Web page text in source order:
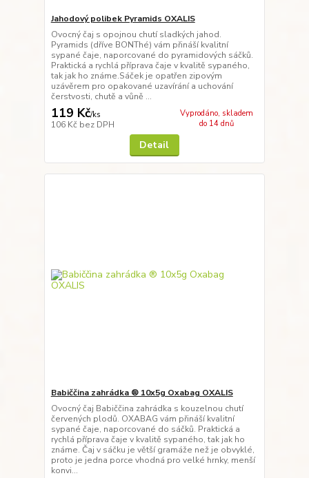
Jahodový polibek Pyramids OXALIS
Ovocný čaj s opojnou chutí sladkých jahod.
Pyramids (dříve BONThé) vám přináší kvalitní
sypané čaje, naporcované do pyramidových sáčků.
Praktická a rychlá příprava čaje v kvalitě sypaného,
tak jak ho známe.Sáček je opatřen zipovým
uzávěrem pro opakované uzavírání a uchování
čerstvosti, chutě a vůně ...
119 Kč/ks
106 Kč bez DPH
Vyprodáno, skladem
do 14 dnů
Detail
Babiččina zahrádka ® 10x5g Oxabag OXALIS
Ovocný čaj Babiččina zahrádka s kouzelnou chutí
červených plodů. OXABAG vám přináší kvalitní
sypané čaje, naporcované do sáčků. Praktická a
rychlá příprava čaje v kvalitě sypaného, tak jak ho
známe. Čaj v sáčku je větší gramáže než je obvyklé,
proto je jedna porce vhodná pro velké hrnky, menší
konvi...